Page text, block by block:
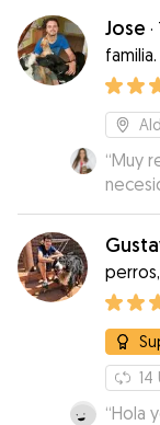
Jose ·
“Muy
muy
han
tanto
manos!
14
“Hola